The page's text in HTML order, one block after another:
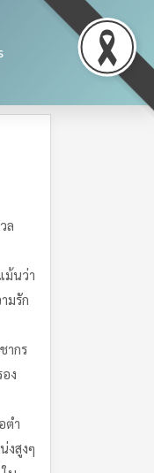
ล
ม้นว่า
มรัก
ากร
ง
ตำ
งสูงๆ